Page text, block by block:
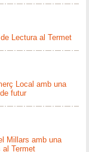
Lectura al Termet
Local amb una
futur
Millars amb una
al Termet